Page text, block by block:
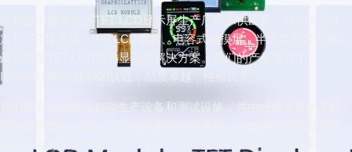
泓彩是中国专业的TFT LCD显示屏生产厂家和供应商。我们专注于
定制TFT显示屏、IPS LCD屏幕、电容式触摸屏、半透半反显示屏以
及高亮度TFT LCD液晶显示屏解决方案。我们的产品通过了
我们拥有先进的全自动生产设备和测试设施，并由经验丰富的工程
靠性。泓彩致力于TFT LCD显示屏的工业设计和应用，并不断拓